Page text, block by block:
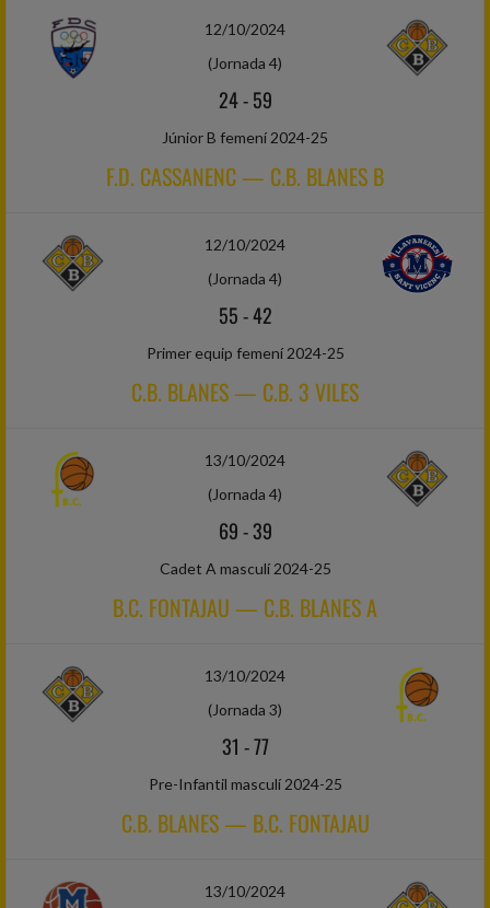
12/10/2024
(Jornada 4)
24-59
Júnior B femení 2024-25
F.D. CASSANENC — C.B. BLANES B
12/10/2024
(Jornada 4)
55-42
Primer equip femení 2024-25
C.B. BLANES — C.B. 3 VILES
13/10/2024
(Jornada 4)
69-39
Cadet A masculí 2024-25
B.C. FONTAJAU — C.B. BLANES A
13/10/2024
(Jornada 3)
31 -77
Pre-Infantil masculí 2024-25
C.B. BLANES — B.C. FONTAJAU
13/10/2024